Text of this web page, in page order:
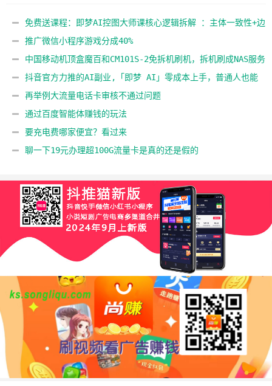
免费送课程：即梦AI控图大师课核心逻辑拆解 ：主体一致性+边
缘轮廓控制+角色姿态，精准把控图像生成
推广微信小程序游戏分成40%
中国移动机顶盒魔百和CM101S-2免拆机刷机，拆机刷成NAS服务
器
抖音官方力推的AI副业,「即梦 AI」零成本上手，普通人也能
靠它变现
再举例大流量电话卡审核不通过问题
通过百度智能体赚钱的玩法
要充电费哪家便宜？看过来
聊一下19元办理超100G流量卡是真的还是假的